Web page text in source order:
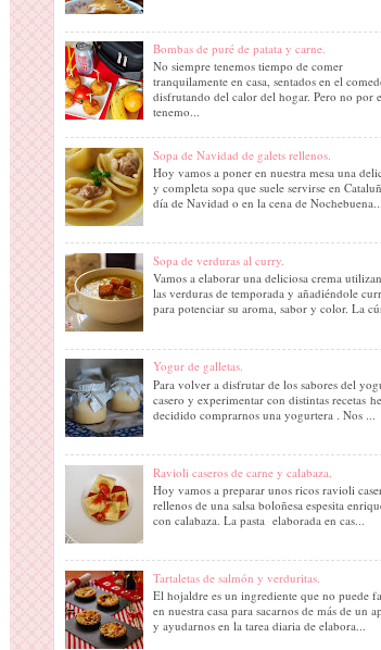
Bombas de puré de patata y carne.
No siempre tenemos tiempo de comer
tranquilamente en casa, sentados en el
disfrutando del calor del hogar. Pero no por
tenemo...
Sopa de Navidad de galets rellenos.
Hoy vamos a poner en nuestra mesa una
y completa sopa que suele servirse en
día de Navidad o en la cena de Nochebuena....
Sopa de verduras al curry.
Vamos a elaborar una deliciosa crema
las verduras de temporada y añadiéndole
para potenciar su aroma, sabor y color. La
Yogur de galletas.
Para volver a disfrutar de los sabores del
casero y experimentar con distintas recetas
decidido comprarnos una yogurtera . Nos ...
Ravioli caseros de carne y calabaza.
Hoy vamos a preparar unos ricos ravioli
rellenos de una salsa boloñesa espesita
con calabaza. La pasta elaborada en cas...
Tartaletas de salmón y verduritas.
El hojaldre es un ingrediente que no puede
en nuestra casa para sacarnos de más de un
y ayudarnos en la tarea diaria de elabora...